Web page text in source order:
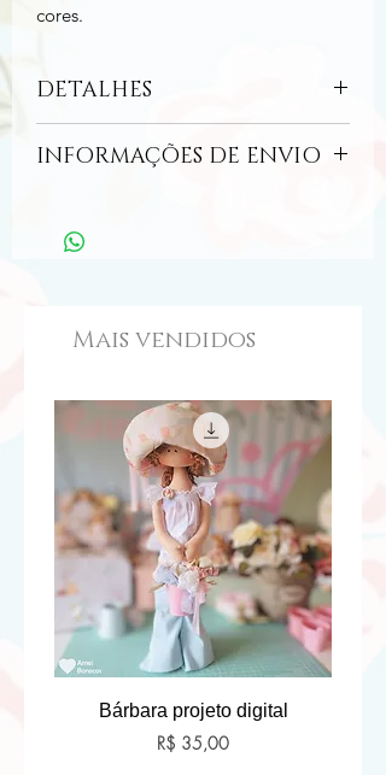
cores.
DETALHES
bonecas bem como fazer brilho nos
usar tinta em locais delicados.
INFORMAÇÕES DE ENVIO
de até 10 dias úteis (some a isso o prazo
de entrega dos correios).
Mais vendidos
Bárbara projeto digital
Preço
R$ 35,00